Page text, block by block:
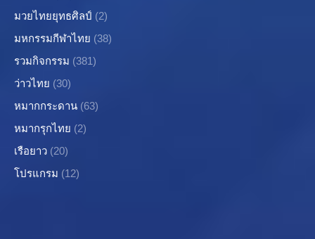
มวยไทยยุทธศิลป์ (2)
มหกรรมกีฬาไทย (38)
รวมกิจกรรม (381)
ว่าวไทย (30)
หมากกระดาน (63)
หมากรุกไทย (2)
เรือยาว (20)
โปรแกรม (12)